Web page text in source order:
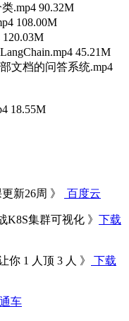
.mp4 90.32M
108.00M
45.21M
文档的问答系统.mp4
18.55M
新26周 》 百度云
K8S集群可视化 》 下载
你 1 人顶 3 人 》
下载
车